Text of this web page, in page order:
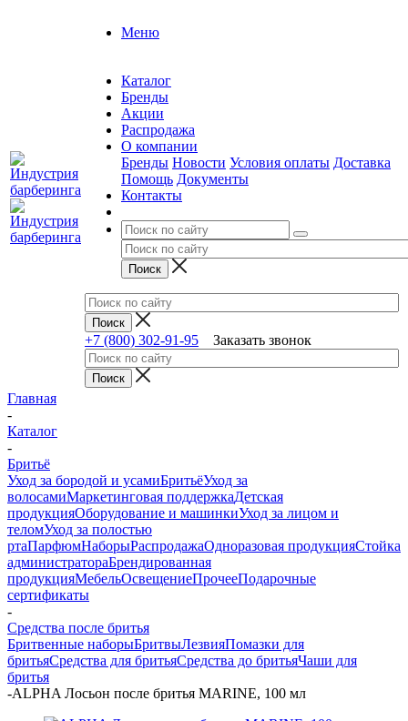
Меню
Каталог
Бренды
Акции
Распродажа
О компании
Бренды Новости Условия оплаты Доставка
Помощь Документы
Контакты
+7 (800) 302-91-95 Заказать звонок
Главная
-
Каталог
-
Бритьё
Уход за бородой и усамиБритьёУход за
волосамиМаркетинговая поддержкаДетская
продукцияОборудование и машинкиУход за лицом и
теломУход за полостью
ртаПарфюмНаборыРаспродажаОдноразовая продукцияСтойка
администратораБрендированная
продукцияМебельОсвещениеПрочееПодарочные
сертификаты
-
Средства после бритья
Бритвенные наборыБритвыЛезвияПомазки для
бритьяСредства для бритьяСредства до бритьяЧаши для
бритья
-ALPHA Лосьон после бритья MARINE, 100 мл